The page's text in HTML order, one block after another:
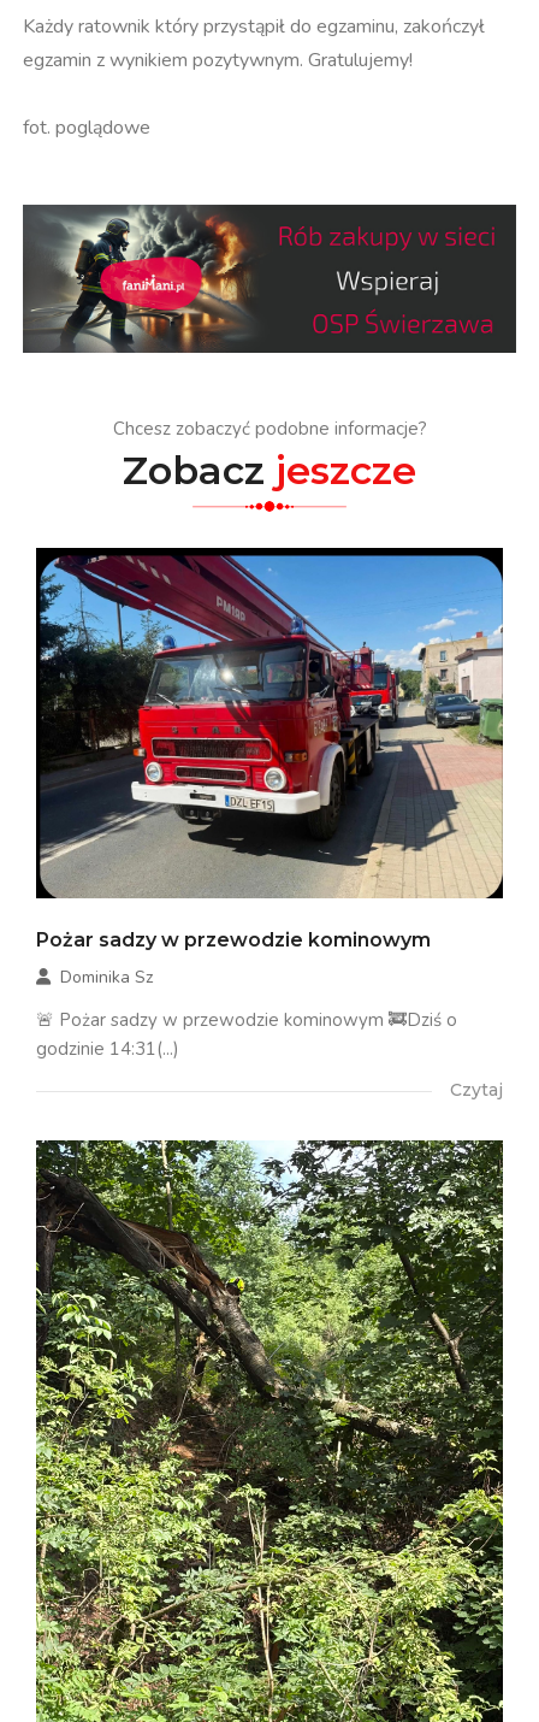
Każdy ratownik który przystąpił do egzaminu, zakończył
egzamin z wynikiem pozytywnym. Gratulujemy!
fot. poglądowe
Chcesz zobaczyć podobne informacje?
Zobacz jeszcze
Pożar sadzy w przewodzie kominowym
Dominika Sz
🚨 Pożar sadzy w przewodzie kominowym 🚒Dziś o
godzinie 14:31(...)
Czytaj